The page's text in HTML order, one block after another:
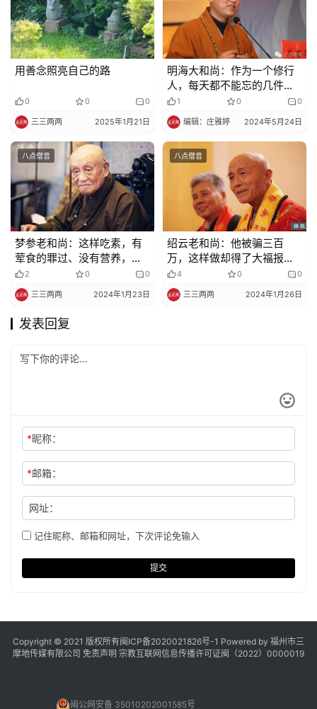
用善念照亮自己的路
0 0 0
三三两两 2025年1月21日
明海大和尚：作为一个修行
人，每天都不能忘的几件
事！
1 0 0
编辑：庄雅婷 2024年5月24日
八点僧音
梦参老和尚：这样吃素，有
荤食的罪过、没有营养，问
题可太大了！
2 0 0
三三两两 2024年1月23日
八点僧音
绍云老和尚：他被骗三百
万，这样做却得了大福报
——这就叫培大福报、积大
阴德
4 0 0
三三两两 2024年1月26日
发表回复
*昵称：
*邮箱：
网址：
记住昵称、邮箱和网址，下次评论免输入
提交
Copyright © 2021 版权所有闽ICP备2020021826号-1 Powered by 福州市三
摩地传媒有限公司 免责声明 宗教互联网信息传播许可证闽（2022）0000019
闽公网安备 35010202001585号